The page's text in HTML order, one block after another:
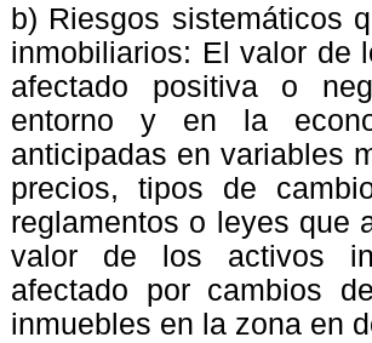
b) Riesgos sistemáticos
inmobiliarios: El valor de
afectado positiva o
entorno y en la
anticipadas en variables
precios, tipos de
reglamentos o leyes que
valor de los activos
afectado por cambios
inmuebles en la zona en